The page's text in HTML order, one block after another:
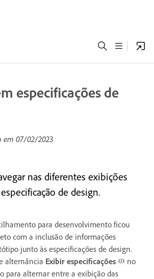
especificações de
em 07/02/2023
nas diferentes exibições
de design.
para desenvolvimento ficou
com a inclusão de informações
junto às especificações de design.
alternância Exibir especificações
no
para alternar entre a exibição das